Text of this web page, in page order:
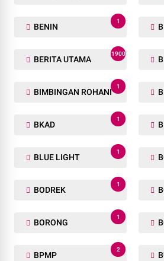
BENIN
1
BERITA UTAMA
1900
BIMBINGAN ROHANI
1
BKAD
1
BLUE LIGHT
1
BODREK
1
BORONG
1
BPMP
2